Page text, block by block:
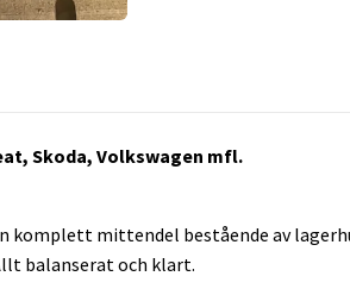
Skoda, Volkswagen mfl.
komplett mittendel bestående av
balanserat och klart.